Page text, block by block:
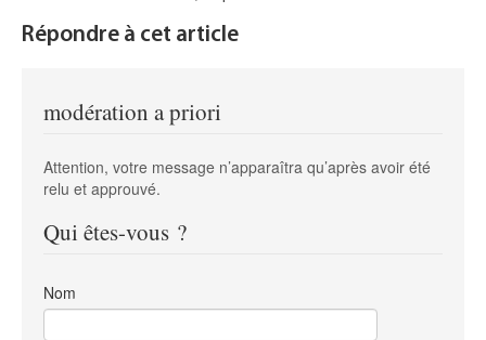
Répondre à cet article
modération a priori
Attention, votre message n’apparaîtra qu’après avoir été
relu et approuvé.
Qui êtes-vous ?
Nom